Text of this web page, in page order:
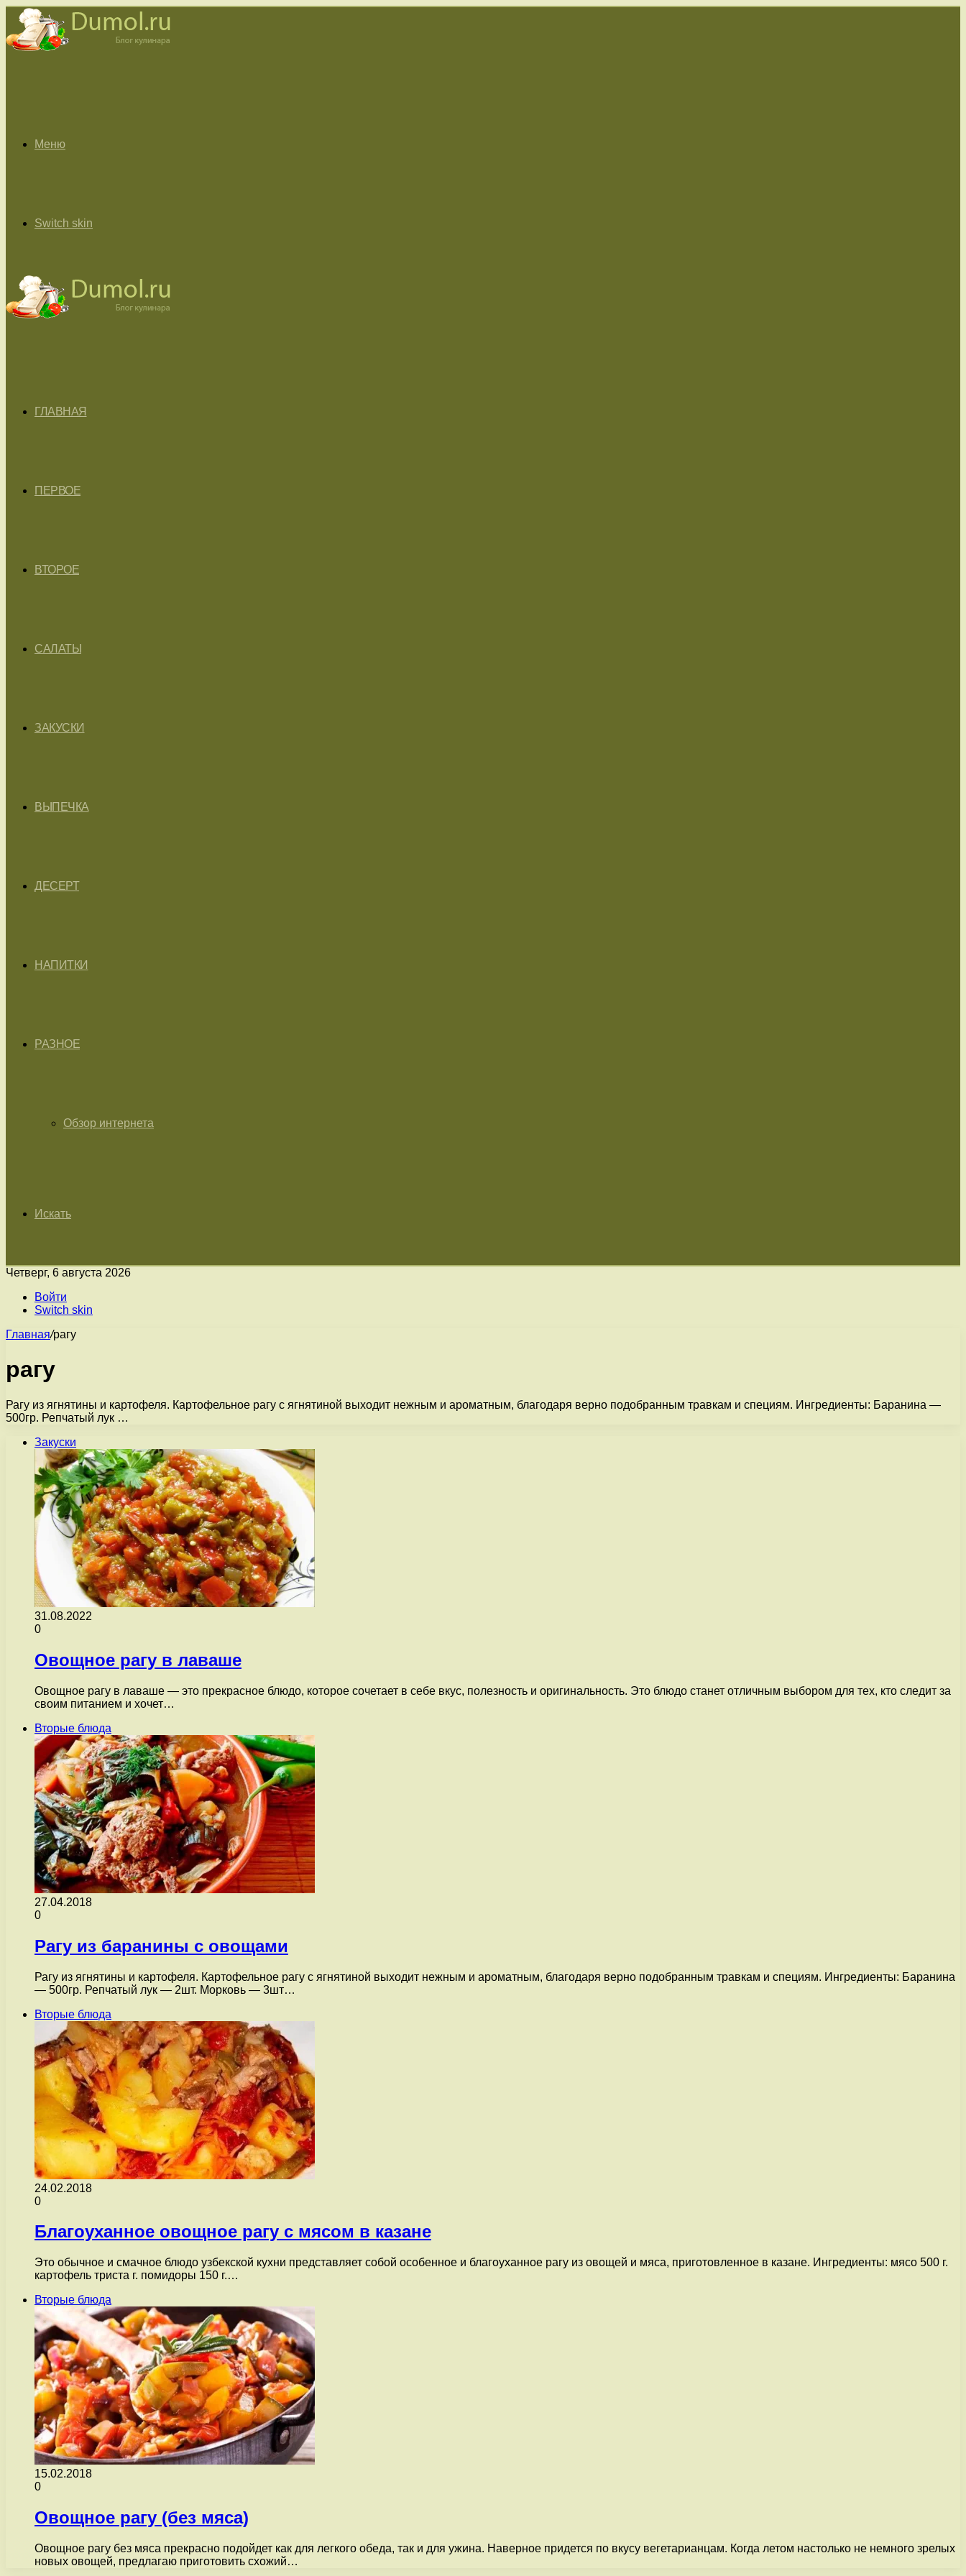
Меню
Switch skin
ГЛАВНАЯ
ПЕРВОЕ
ВТОРОЕ
САЛАТЫ
ЗАКУСКИ
ВЫПЕЧКА
ДЕСЕРТ
НАПИТКИ
РАЗНОЕ
Обзор интернета
Искать
Четверг, 6 августа 2026
Войти
Switch skin
Главная/рагу
рагу
Рагу из ягнятины и картофеля. Картофельное рагу с ягнятиной выходит нежным и ароматным, благодаря верно подобранным травкам и специям. Ингредиенты: Баранина —
500гр. Репчатый лук …
Закуски
31.08.2022
0
Овощное рагу в лаваше
Овощное рагу в лаваше — это прекрасное блюдо, которое сочетает в себе вкус, полезность и оригинальность. Это блюдо станет отличным выбором для тех, кто следит за
своим питанием и хочет…
Вторые блюда
27.04.2018
0
Рагу из баранины с овощами
Рагу из ягнятины и картофеля. Картофельное рагу с ягнятиной выходит нежным и ароматным, благодаря верно подобранным травкам и специям. Ингредиенты: Баранина
— 500гр. Репчатый лук — 2шт. Морковь — 3шт…
Вторые блюда
24.02.2018
0
Благоуханное овощное рагу с мясом в казане
Это обычное и смачное блюдо узбекской кухни представляет собой особенное и благоуханное рагу из овощей и мяса, приготовленное в казане. Ингредиенты: мясо 500 г.
картофель триста г. помидоры 150 г.…
Вторые блюда
15.02.2018
0
Овощное рагу (без мяса)
Овощное рагу без мяса прекрасно подойдет как для легкого обеда, так и для ужина. Наверное придется по вкусу вегетарианцам. Когда летом настолько не немного зрелых
новых овощей, предлагаю приготовить схожий…